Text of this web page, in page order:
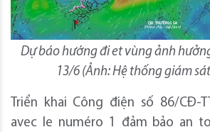
Dự báo hướng đi et vùng ảnh
13/6 (Ảnh: Hệ thống giám
Triển khai Công điện số 86/CĐ-
avec le numéro 1 đảm bảo an